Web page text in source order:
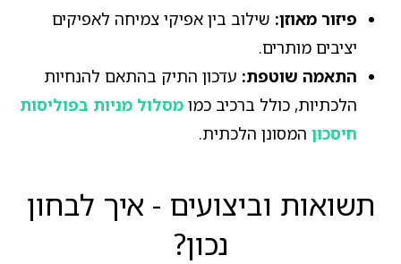
פיזור מאוזן: שילוב בין אפיקי צמיחה לאפיקים
יציבים מותרים.
התאמה שוטפת: עדכון התיק בהתאם להנחיות
הלכתיות, כולל ברכיב כמו מסלול מניות בפוליסות
חיסכוןהמסונן הלכתית.
תשואות וביצועים - איך לבחון
נכון?